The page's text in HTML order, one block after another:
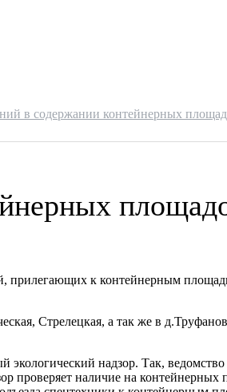
в содержании контейнерных
прилегающих к контейнерным
Стрелецкая, а так же в
надзор. Так,
проверяет наличие на